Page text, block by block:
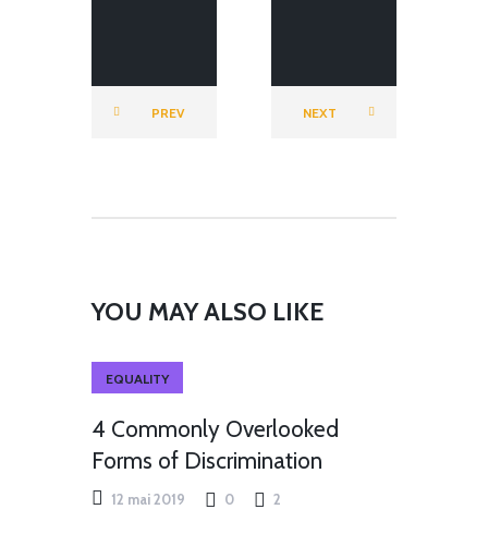
FRANCOPH
PREV
FRANCOPH
NEXT
YOU MAY ALSO LIKE
EQUALITY
4 Commonly Overlooked
Forms of Discrimination
12 mai 2019 0 2